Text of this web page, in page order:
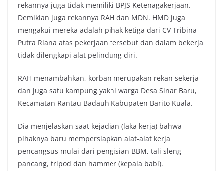
rekannya juga tidak memiliki BPJS Ketenagakerjaan.
Demikian juga rekannya RAH dan MDN. HMD juga
mengakui mereka adalah pihak ketiga dari CV Tribina
Putra Riana atas pekerjaan tersebut dan dalam bekerja
tidak dilengkapi alat pelindung diri.
RAH menambahkan, korban merupakan rekan sekerja
dan juga satu kampung yakni warga Desa Sinar Baru,
Kecamatan Rantau Badauh Kabupaten Barito Kuala.
Dia menjelaskan saat kejadian (laka kerja) bahwa
pihaknya baru mempersiapkan alat-alat kerja
pencangsus mulai dari pengisian BBM, tali sleng
pancang, tripod dan hammer (kepala babi).